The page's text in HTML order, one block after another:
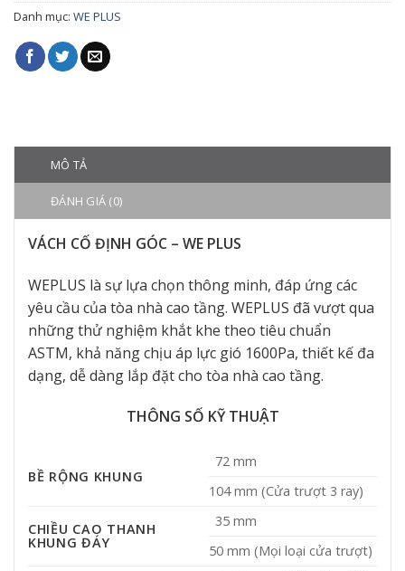
Danh mục: WE PLUS
MÔ TẢ
ĐÁNH GIÁ (0)
VÁCH CỐ ĐỊNH GÓC – WE PLUS
WEPLUS là sự lựa chọn thông minh, đáp ứng các
yêu cầu của tòa nhà cao tầng. WEPLUS đã vượt qua
những thử nghiệm khắt khe theo tiêu chuẩn
ASTM, khả năng chịu áp lực gió 1600Pa, thiết kế đa
dạng, dễ dàng lắp đặt cho tòa nhà cao tầng.
THÔNG SỐ KỸ THUẬT
BỀ RỘNG KHUNG
72 mm
104 mm (Cửa trượt 3 ray)
CHIỀU CAO THANH
KHUNG ĐÁY
35 mm
50 mm (Mọi loại cửa trượt)